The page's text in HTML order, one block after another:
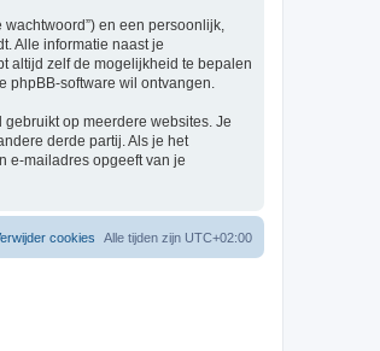
en een persoonlijk,
Alle informatie naast je
altijd zelf de mogelijkheid te bepalen
phpBB-software wil ontvangen.
op meerdere websites. Je
derde partij. Als je het
e-mailadres opgeeft van je
Alle tijden zijn UTC+02:00
cookies